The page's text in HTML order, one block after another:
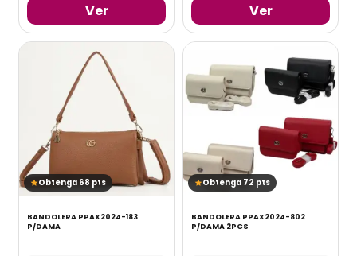
Ver Ver
Obtenga 68 pts
BANDOLERA PPAX2024-183
P/DAMA
Obtenga 72 pts
BANDOLERA PPAX2024-802
P/DAMA 2PCS